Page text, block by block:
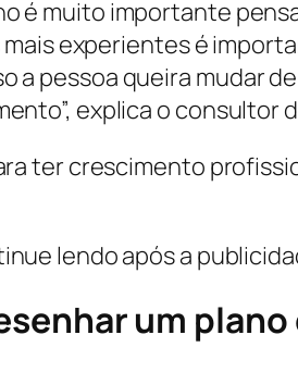
é muito importante
experientes é
a pessoa queira mudar
explica o consultor
ter crescimento
lendo após a
um